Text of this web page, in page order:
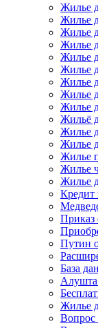
Жилье
Жилье
Жилье
Жилье
Жилье
Жилье
Жилье
Жилье
Жилье
Жильё
Жилье
Жилье
Жилье
Жилье
Жилье
Кредит
Приказ
Путин
База
Жилье
Вопрос